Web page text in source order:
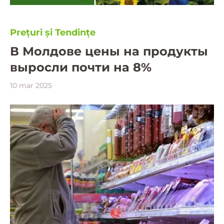
Prețuri și Tendințe
В Молдове цены на продукты
выросли почти на 8%
10 mar 2025